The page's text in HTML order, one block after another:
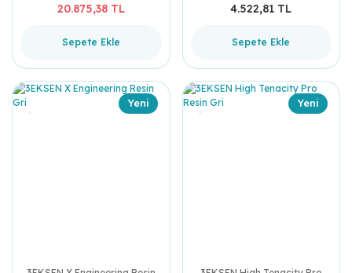
20.875,38 TL
Sepete Ekle
4.522,81 TL
Sepete Ekle
Yeni Yeni